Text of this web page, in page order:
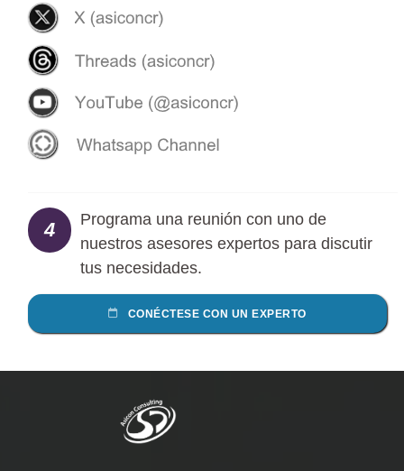
4
Programa una reunión con uno de
nuestros asesores expertos para discutir
tus necesidades.
CONÉCTESE CON UN EXPERTO